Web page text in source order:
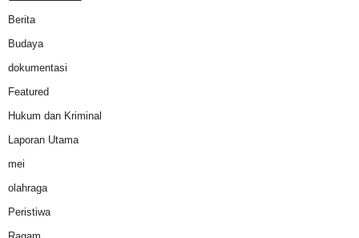
Berita
Budaya
dokumentasi
Featured
Hukum dan Kriminal
Laporan Utama
mei
olahraga
Peristiwa